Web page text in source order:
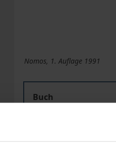
Nomos, 1. Auflage 1991
Buch